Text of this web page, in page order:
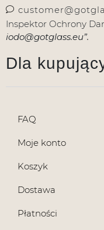
Inspektor Ochrony
iodo@gotglass.eu”.
Dla
FAQ
Moje konto
Koszyk
Dostawa
Płatności